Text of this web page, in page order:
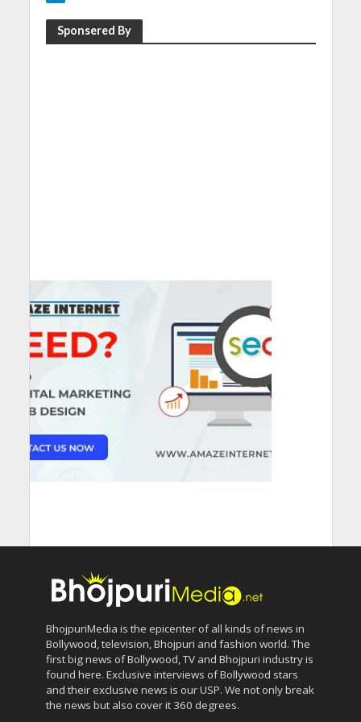
Sponsered By
BhojpuriMedia is the epicenter of all kinds of news in
Bollywood, television, Bhojpuri and fashion world. The
first big news of Bollywood, TV and Bhojpuri industry is
found here. Exclusive interviews of Bollywood stars
and their exclusive news is our USP. We not only break
the news but also cover it 360 degrees.